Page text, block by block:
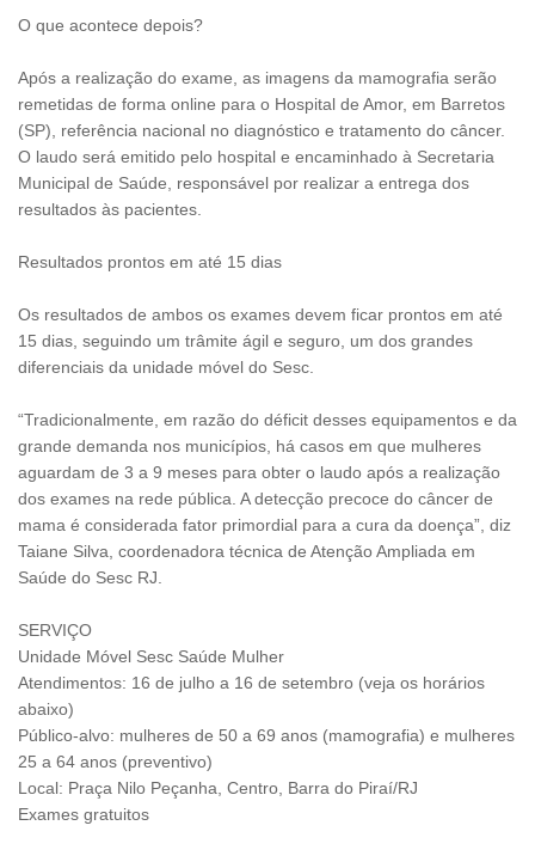
O que acontece depois?
Após a realização do exame, as imagens da mamografia serão
remetidas de forma online para o Hospital de Amor, em Barretos
(SP), referência nacional no diagnóstico e tratamento do câncer.
O laudo será emitido pelo hospital e encaminhado à Secretaria
Municipal de Saúde, responsável por realizar a entrega dos
resultados às pacientes.
Resultados prontos em até 15 dias
Os resultados de ambos os exames devem ficar prontos em até
15 dias, seguindo um trâmite ágil e seguro, um dos grandes
diferenciais da unidade móvel do Sesc.
“Tradicionalmente, em razão do déficit desses equipamentos e da
grande demanda nos municípios, há casos em que mulheres
aguardam de 3 a 9 meses para obter o laudo após a realização
dos exames na rede pública. A detecção precoce do câncer de
mama é considerada fator primordial para a cura da doença”, diz
Taiane Silva, coordenadora técnica de Atenção Ampliada em
Saúde do Sesc RJ.
SERVIÇO
Unidade Móvel Sesc Saúde Mulher
Atendimentos: 16 de julho a 16 de setembro (veja os horários
abaixo)
Público-alvo: mulheres de 50 a 69 anos (mamografia) e mulheres
25 a 64 anos (preventivo)
Local: Praça Nilo Peçanha, Centro, Barra do Piraí/RJ
Exames gratuitos